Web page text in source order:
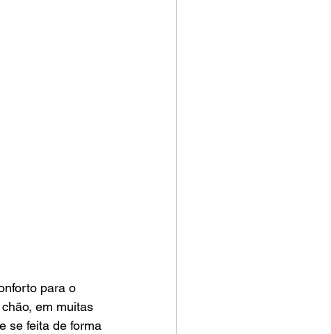
para o
em muitas
se feita de forma